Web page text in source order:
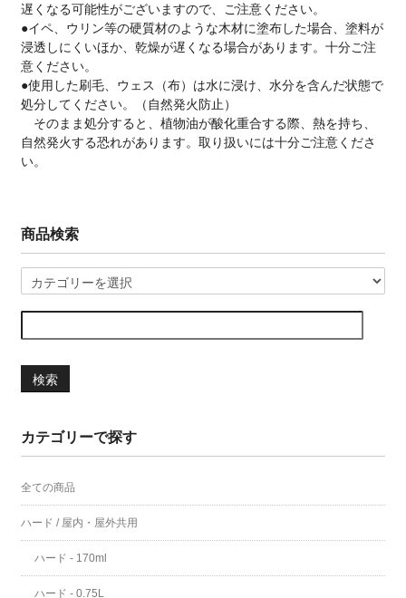
遅くなる可能性がございますので、ご注意ください。
●イペ、ウリン等の硬質材のような木材に塗布した場合、塗料が
浸透しにくいほか、乾燥が遅くなる場合があります。十分ご注
意ください。
●使用した刷毛、ウェス（布）は水に浸け、水分を含んだ状態で
処分してください。（自然発火防止）
そのまま処分すると、植物油が酸化重合する際、熱を持ち、
自然発火する恐れがあります。取り扱いには十分ご注意くださ
い。
商品検索
検索
カテゴリーで探す
全ての商品
ハード / 屋内・屋外共用
ハード - 170ml
ハード - 0.75L